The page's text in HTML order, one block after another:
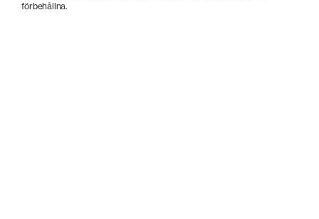
förbehållna.